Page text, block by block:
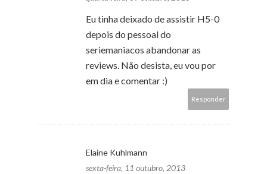
Eu tinha deixado de assistir H5-0
depois do pessoal do
seriemaniacos abandonar as
reviews. Não desista, eu vou por
em dia e comentar :)
Responder
Elaine Kuhlmann
sexta-feira, 11 outubro, 2013